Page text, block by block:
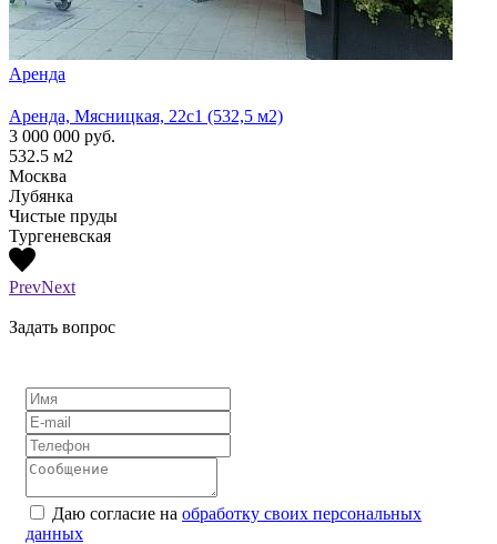
Аренда
Аренда, Мясницкая, 22с1 (532,5 м2)
3 000 000 руб.
532.5 м2
Москва
Лубянка
Чистые пруды
Тургеневская
PrevNext
Задать вопрос
Даю согласие на обработку своих персональных
данных